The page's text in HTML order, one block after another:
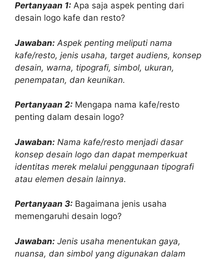
Pertanyaan 1: Apa saja aspek penting dari
desain logo kafe dan resto?
Jawaban: Aspek penting meliputi nama
kafe/resto, jenis usaha, target audiens, konsep
desain, warna, tipografi, simbol, ukuran,
penempatan, dan keunikan.
Pertanyaan 2: Mengapa nama kafe/resto
penting dalam desain logo?
Jawaban: Nama kafe/resto menjadi dasar
konsep desain logo dan dapat memperkuat
identitas merek melalui penggunaan tipografi
atau elemen desain lainnya.
Pertanyaan 3: Bagaimana jenis usaha
memengaruhi desain logo?
Jawaban: Jenis usaha menentukan gaya,
nuansa, dan simbol yang digunakan dalam